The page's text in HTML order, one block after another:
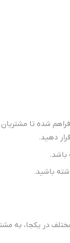
شده تا مشتریان
دهید.
باشد.
باشید.
در یکجا، به